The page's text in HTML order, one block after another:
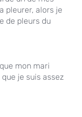
pleurer, alors je
de pleurs du
mon mari
je suis assez